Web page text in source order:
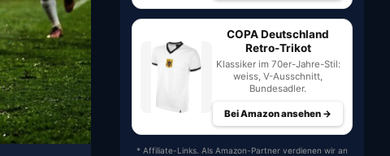
COPA Deutschland
Retro-Trikot
Klassiker im 70er-Jahre-Stil:
weiss, V-Ausschnitt,
Bundesadler.
Bei Amazon ansehen →
* Affiliate-Links. Als Amazon-Partner verdienen wir an